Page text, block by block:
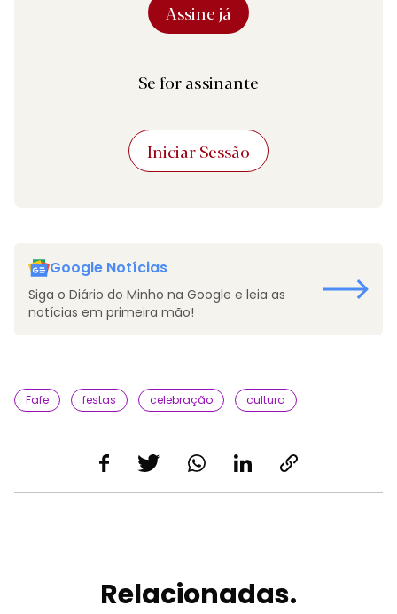
Assine já
Se for assinante
Iniciar Sessão
Google Notícias
Siga o Diário do Minho na Google e leia as
notícias em primeira mão!
Fafe festas celebração cultura
Relacionadas.